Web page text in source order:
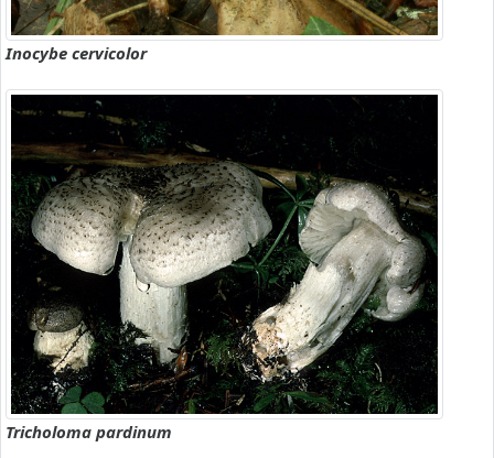
Inocybe cervicolor
Tricholoma pardinum